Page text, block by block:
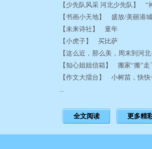
【少先队风采 河北少先队】
【书画小天地】 盛放/美丽港
【未来诗社】 童年
【小虎子】 买比萨
【这么近，那么美，周末到
【知心姐姐信箱】 搬家“搬”
【作文大擂台】 小树苗，快
...
全文阅读 更多精